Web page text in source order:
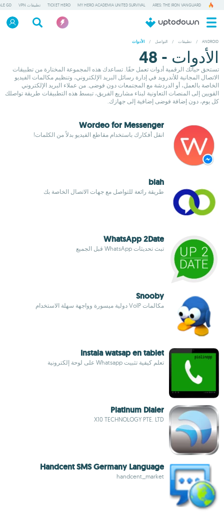
ARES: THE IRON VANGUARD
MY HERO ACADEMIA UNITED SURVIVAL
TICKET HERO تطبيقات VPN GD
ANDROID
/ تطبيقات / التواصل / الأدوات
الأدوات - 48
تستحق حياتك الرقمية أدوات تعمل حقًا. تساعدك هذه المجموعة المختارة من تطبيقات
الاتصال المجانية للأندرويد في إدارة رسائل البريد الإلكتروني، وتنظيم مكالمات الفيديو
الخاصة بالعمل، أو الدردشة مع المجتمعات دون فوضى. من عملاء البريد الإلكتروني
القويين إلى المنصات التعاونية لبناء مشاريع الفريق، تبسط هذه التطبيقات طريقة تواصلك
كل يوم، دون إضافة فوضى إضافية إلى جهازك.
Wordeo for Messenger
انقل أفكارك باستخدام مقاطع الفيديو بدلاً من الكلمات!
blah
طريقة رائعة للتواصل مع جهات الاتصال الخاصة بك
WhatsApp 2Date
تبث تحديثات WhatsApp قبل الجميع
Snooby
مكالمات VoIP دولية ميسورة وواجهة سهلة الاستخدام
Instala watsap en tablet
تعلم كيفية تثبيت Whatsapp على لوحة إلكترونية
Platinum Dialer
X10 TECHNOLOGY PTE. LTD
Handcent SMS Germany Language
handcent_market